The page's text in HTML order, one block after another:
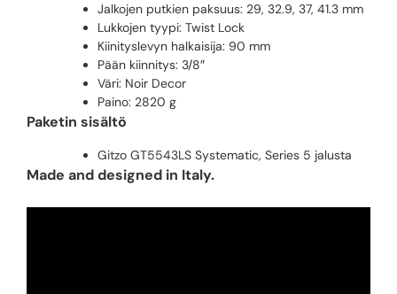
Jalkojen putkien paksuus: 29, 32.9, 37, 41.3 mm
Lukkojen tyypi: Twist Lock
Kiinityslevyn halkaisija: 90 mm
Pään kiinnitys: 3/8″
Väri: Noir Decor
Paino: 2820 g
Paketin sisältö
Gitzo GT5543LS Systematic, Series 5 jalusta
Made and designed in Italy.